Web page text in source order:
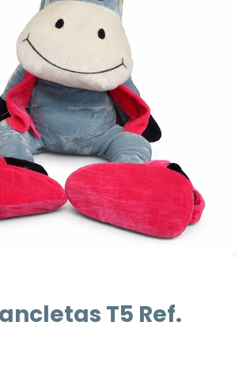
T5 Ref.